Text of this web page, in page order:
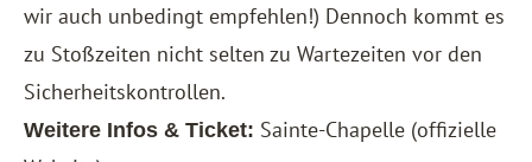
wir auch unbedingt empfehlen!) Dennoch kommt es
zu Stoßzeiten nicht selten zu Wartezeiten vor den
Sicherheitskontrollen.
Weitere Infos & Ticket: Sainte-Chapelle (offizielle